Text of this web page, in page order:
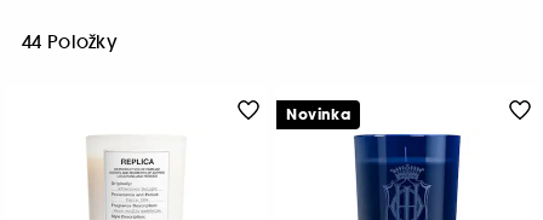
44 Položky
Novinka